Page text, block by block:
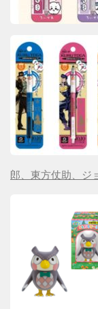
郎、東方仗助、ジ